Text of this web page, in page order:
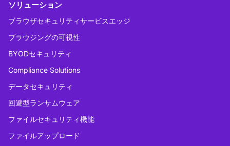
ソリューション
ブラウザセキュリティサービスエッジ
ブラウジングの可視性
BYODセキュリティ
Compliance Solutions
データセキュリティ
回避型ランサムウェア
ファイルセキュリティ機能
ファイルアップロード